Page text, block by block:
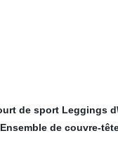
de sport Leggings
Ensemble de couvre-